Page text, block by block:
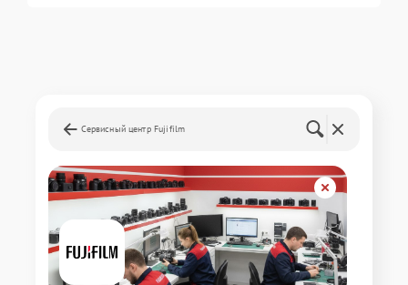
Сервисный центр Fujifilm